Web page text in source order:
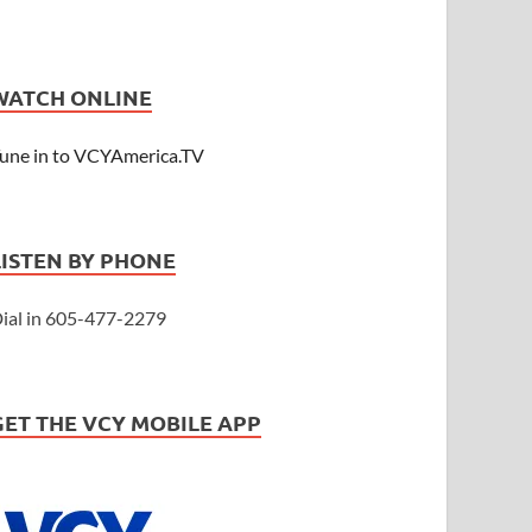
ONLINE
in to VCYAmerica.TV
BY PHONE
in 605-477-2279
THE VCY MOBILE APP